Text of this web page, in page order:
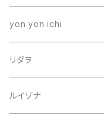
yon yon ichi
リダヲ
ルイゾナ